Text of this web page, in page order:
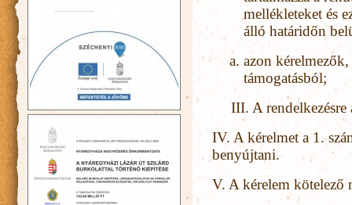
mellékleteket és
álló határidőn
azon
támogatásból;
III. A
IV. A kérelmet a 1.
benyújtani.
V. A kérelem kötelező